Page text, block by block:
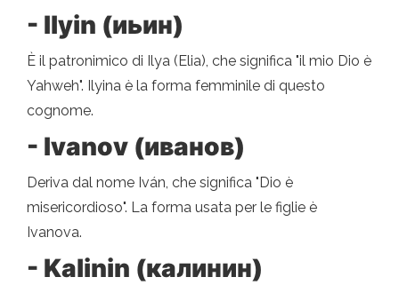
- Ilyin (иьин)
È il patronimico di Ilya (Elia), che significa "il mio Dio è
Yahweh". Ilyina è la forma femminile di questo
cognome.
- Ivanov (иванов)
Deriva dal nome Iván, che significa "Dio è
misericordioso". La forma usata per le figlie è
Ivanova.
- Kalinin (калинин)